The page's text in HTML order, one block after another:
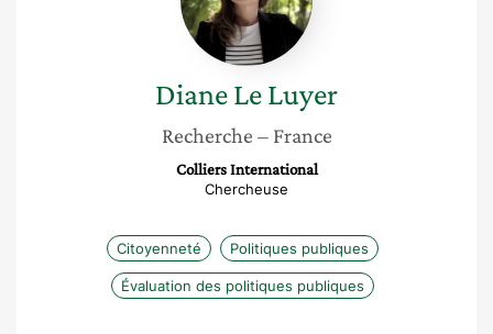
DianeLe Luyer
Recherche – France
Colliers International
Chercheuse
Citoyenneté Politiques publiques
Évaluation des politiques publiques